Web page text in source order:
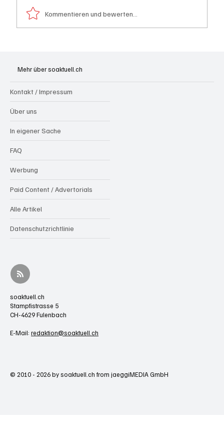
gesucht)
Kommentieren und bewerten...
Mehr über soaktuell.ch
Kontakt / Impressum
Über uns
In eigener Sache
FAQ
Werbung
Paid Content / Advertorials
Alle Artikel
Datenschutzrichtlinie
soaktuell.ch
Stampfistrasse 5
CH-4629 Fulenbach
E-Mail: redaktion@soaktuell.ch
© 2010 - 2026 by soaktuell.ch from jaeggiMEDIA GmbH